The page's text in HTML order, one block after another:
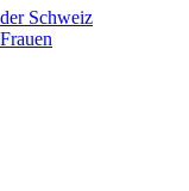
Schweiz